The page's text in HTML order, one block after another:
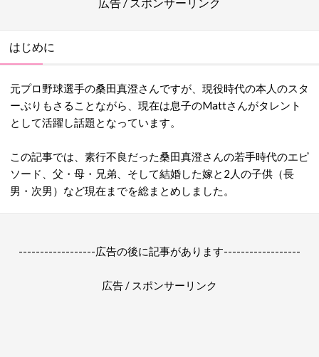
はじめに
元プロ野球選手の桑田真澄さんですが、現役時代の本人のスタ
ーぶりもさることながら、現在は息子のMattさんがタレント
として活躍し話題となっています。
この記事では、素行不良だった桑田真澄さんの若手時代のエピ
ソード、父・母・兄弟、そして結婚した嫁と2人の子供（長
男・次男）など現在までを総まとめしました。
------------------広告の後に記事があります------------------
広告 / スポンサーリンク